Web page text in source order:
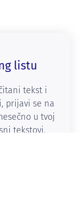
listu
tekst i
prijavi se na
u tvoj
tekstovi.